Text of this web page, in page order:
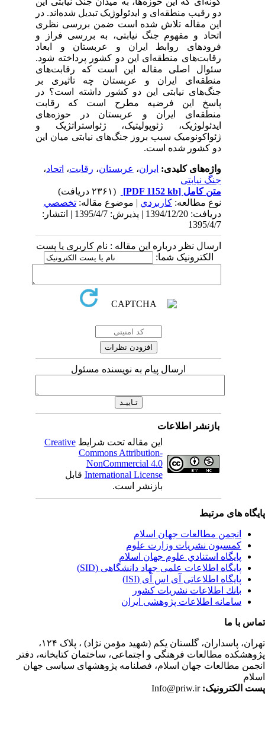
دو رقیب منطقه‌ای و ایدئولوژیک تبدیل شده‌اند. در
این مقاله تلاش شده است ضمن بررسی نظری
اتحاد و مفهوم جنگ نیابتی، به بررسی فراز و
فرودهای روابط ایران و عربستان و ابعاد
رقابت‌های منطقه‌ای این دو کشور پرداخته شود.
سئوال اصلی مقاله این است که رقابت‌های
منطقه‌ای ایران و عربستان چه تاثیری بر
جنگ‌های نیابتی این دو کشور داشته است؟ در
پاسخ این فرضیه مطرح است که رقابت‌
منطقه‌ای ایران و عربستان در حوزه‌های
ایدئولوژیک، ژئوپولیتیک، ژئواستراتژیک و
ژئواکونومیک سبب بروز جنگ‌های نیابتی میان این
دو کشور شده است.
واژه‌های کلیدی:ایران ،عربستان،رقابت،اتحاد،
جنگ نیابتی
متن کامل[PDF 1152 kb]
نوع مطالعه:كاربردي| موضوع مقاله:تخصصي
دریافت: 1394/12/20 | پذیرش: 1395/4/7 | انتشار:
1395/4/7
ارسال نظر درباره این مقاله : نام کاربری یا پست
الکترونیک شما:
ارسال پیام به نویسنده مسئول
بازنشر اطلاعات
این مقاله تحت شرایطCreative
Commons Attribution-
NonCommercial 4.0
International Licenseقابل
بازنشر است.
های مرتبط
انجمن مطالعات جهان اسلام
کمسیون نشریات وزارت علوم
پايگاه استنادي علوم جهان اسلام
پایگاه اطلاعات علمی جهاد دانشگاهی (SID)
پایگاه اطلاعاتی آی اس آی (ISI)
بانك اطلاعات نشريات كشور
سامانه اطلاعات پژوهشی ایران
با ما
پاسداران، گلستان یکم (شهید مؤمن نژاد) ، پلاک ۱۲۴،
مطالعات فرهنگی و اجتماعی، ساختمان کتابخانه، دفتر
مطالعات جهان اسلام، فصلنامه پژوهشهای سیاسی جهان
الکترونیک:Info@priw.ir